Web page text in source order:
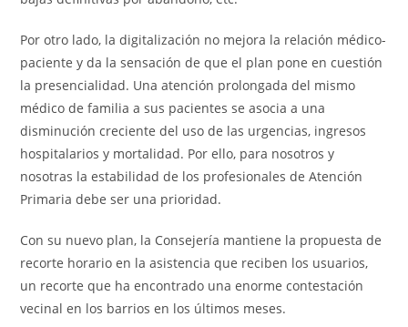
Por otro lado, la digitalización no mejora la relación médico-
paciente y da la sensación de que el plan pone en cuestión
la presencialidad. Una atención prolongada del mismo
médico de familia a sus pacientes se asocia a una
disminución creciente del uso de las urgencias, ingresos
hospitalarios y mortalidad. Por ello, para nosotros y
nosotras la estabilidad de los profesionales de Atención
Primaria debe ser una prioridad.
Con su nuevo plan, la Consejería mantiene la propuesta de
recorte horario en la asistencia que reciben los usuarios,
un recorte que ha encontrado una enorme contestación
vecinal en los barrios en los últimos meses.